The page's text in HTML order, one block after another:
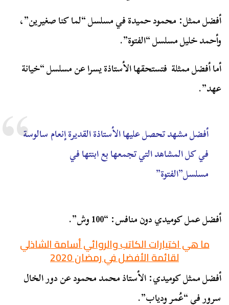
أفضل ممثل: محمود حميدة في مسلسل “لما كنا صغيرين”،
وأحمد خليل مسلسل “الفتوة”.
أما أفضل ممثلة فتستحقها الأستاذة يسرا عن مسلسل “خيانة
عهد”.
أفضل مشهد تحصل عليها الأستاذة القديرة إنعام سالوسة
في كل المشاهد التي تجمعها بع ابنتها في
مسلسل”الفتوة”
أفضل عمل كوميدي دون منافس: “100 وش”.
ما هي اختيارات الكاتب والروائي أسامة الشاذلي
لقائمة الأفضل في رمضان 2020
أفضل ممثل كوميدي: الأستاذ محمد محمود عن دور الخال
سرور في “عُمر ودياب”.